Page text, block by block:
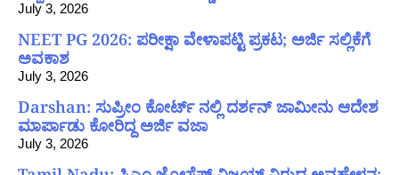
July 3, 2026
NEET PG 2026: ಪರೀಕ್ಷಾ ವೇಳಾಪಟ್ಟಿ ಪ್ರಕಟ; ಅರ್ಜಿ ಸಲ್ಲಿಕೆಗೆ
ಅವಕಾಶ
July 3, 2026
Darshan: ಸುಪ್ರೀಂ ಕೋರ್ಟ್ ನಲ್ಲಿ ದರ್ಶನ್ ಜಾಮೀನು ಆದೇಶ
ಮಾರ್ಪಾಡು ಕೋರಿದ್ದ ಅರ್ಜಿ ವಜಾ
July 3, 2026